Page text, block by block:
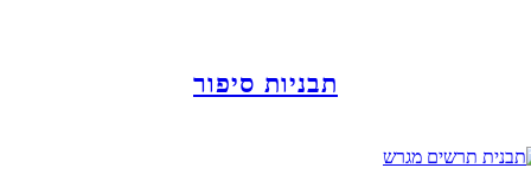
תבניות סיפור